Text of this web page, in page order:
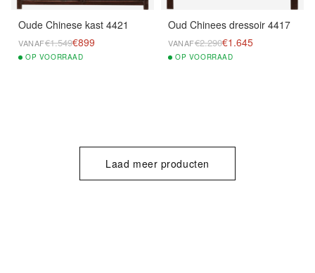
Oude Chinese kast 4421
VANAF€1.549€899
OP VOORRAAD
Oud Chinees dressoir 4417
VANAF€2.290€1.645
OP VOORRAAD
Laad meer producten